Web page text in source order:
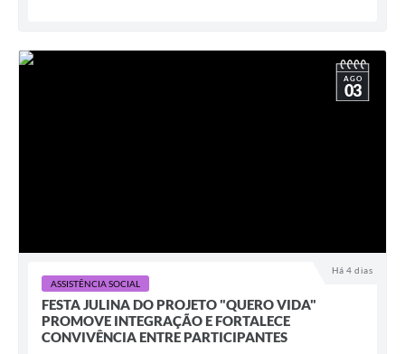
Há 4 dias
AGO
03
ASSISTÊNCIA SOCIAL
FESTA JULINA DO PROJETO "QUERO VIDA"
PROMOVE INTEGRAÇÃO E FORTALECE
CONVIVÊNCIA ENTRE PARTICIPANTES